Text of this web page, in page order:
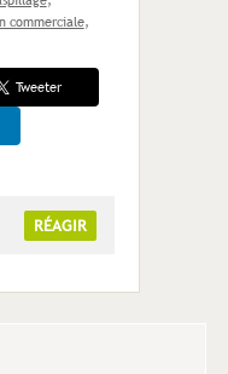
commerciale,
Tweeter
RÉAGIR